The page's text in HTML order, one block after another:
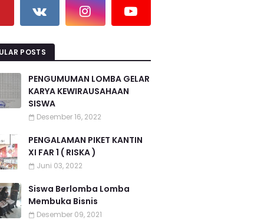
POSTS
PENGUMUMAN LOMBA GELAR
KARYA KEWIRAUSAHAAN
SISWA
Desember 16, 2022
PENGALAMAN PIKET KANTIN
XI FAR 1 ( RISKA )
Juni 03, 2022
Siswa Berlomba Lomba
Membuka Bisnis
Desember 09, 2021